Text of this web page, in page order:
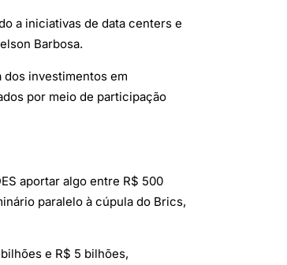
a iniciativas de data centers e
Barbosa.
dos investimentos em
por meio de participação
aportar algo entre R$ 500
paralelo à cúpula do Brics,
e R$ 5 bilhões,